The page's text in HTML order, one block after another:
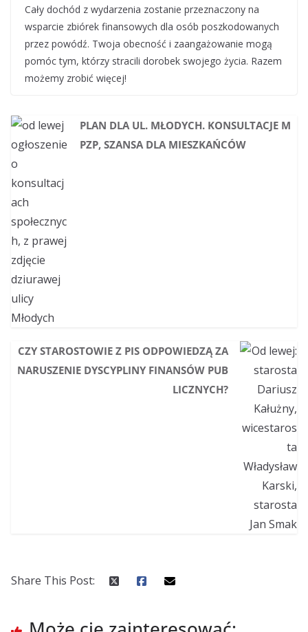
Cały dochód z wydarzenia zostanie przeznaczony na
wsparcie zbiórek finansowych dla osób poszkodowanych
przez powódź. Twoja obecność i zaangażowanie mogą
pomóc tym, którzy stracili dorobek swojego życia. Razem
możemy zrobić więcej!
PLAN DLA UL. MŁODYCH. KONSULTACJE M
PZP, SZANSA DLA MIESZKAŃCÓW
CZY STAROSTOWIE Z PIS ODPOWIEDZĄ ZA
NARUSZENIE DYSCYPLINY FINANSÓW PUB
LICZNYCH?
Share This Post: